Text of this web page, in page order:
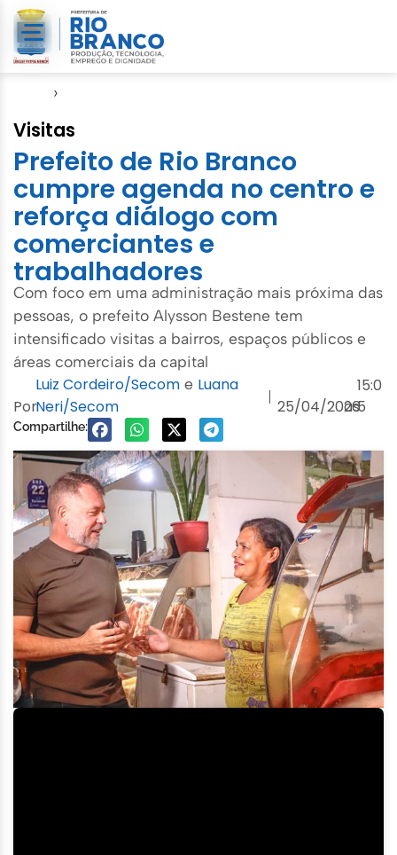
›
Visitas
Prefeito de Rio Branco
cumpre agenda no centro e
reforça diálogo com
comerciantes e
trabalhadores
Com foco em uma administração mais próxima das
pessoas, o prefeito Alysson Bestene tem
intensificado visitas a bairros, espaços públicos e
áreas comerciais da capital
Por
Luiz Cordeiro/Secom e Luana
Neri/Secom
|
25/04/2026
às
15:0
5
Compartilhe: